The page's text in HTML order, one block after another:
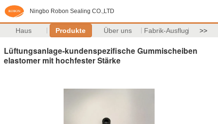
Ningbo Robon Sealing CO.,LTD
Haus Produkte Über uns Fabrik-Ausflug >>
Lüftungsanlage-kundenspezifische Gummischeiben
elastomer mit hochfester Stärke